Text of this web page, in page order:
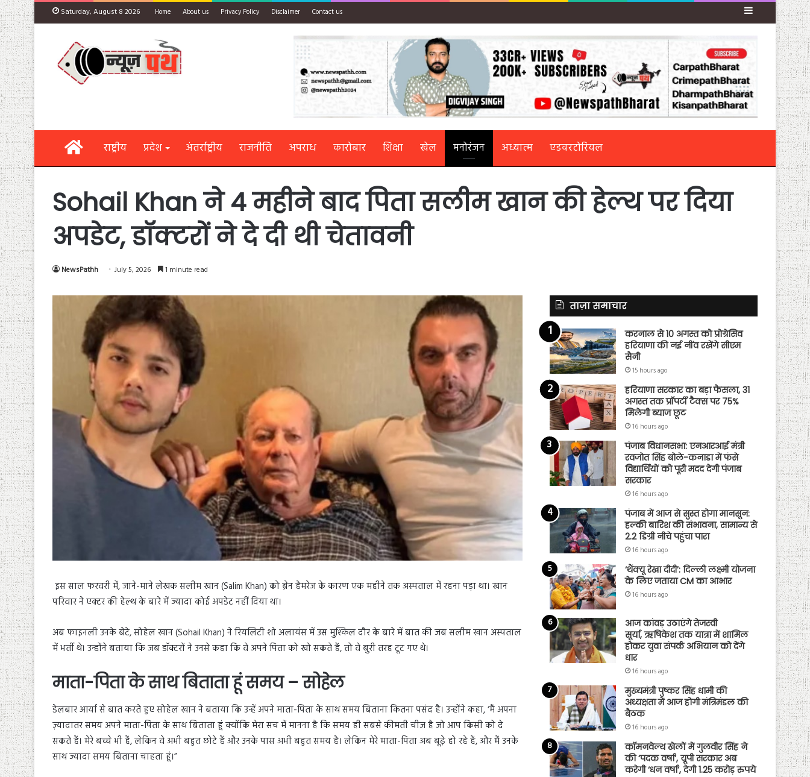
Saturday, August 8 2026 Home About us Privacy Policy Disclaimer Contact us Sidebar
Homeराष्ट्रीय प्रदेश अंतर्राष्ट्रीय राजनीति अपराध कारोबार शिक्षा खेल मनोरंजन अध्यात्म एडवरटोरियल
Sohail Khan ने 4 महीने बाद पिता सलीम खान की हेल्थ पर दिया
अपडेट, डॉक्टरों ने दे दी थी चेतावनी
NewsPathh July 5, 2026 1 minute read
इस साल फरवरी में, जाने-माने लेखक सलीम खान (Salim Khan) को ब्रेन हैमरेज के कारण एक महीने तक अस्पताल में रहना पड़ा था। खान
परिवार ने एक्टर की हेल्थ के बारे में ज्यादा कोई अपडेट नहीं दिया था।
अब फाइनली उनके बेटे, सोहेल खान (Sohail Khan) ने रियलिटी शो अलायंस में उस मुश्किल दौर के बारे में बात की जब सलीम खान अस्पताल
में भर्ती थे। उन्होंने बताया कि जब डॉक्टरों ने उनसे कहा कि वे अपने पिता को खो सकते हैं, तो वे बुरी तरह टूट गए थे।
माता-पिता के साथ बिताता हूं समय – सोहेल
डेलबार आर्या से बात करते हुए सोहेल खान ने बताया कि उन्हें अपने माता-पिता के साथ समय बिताना कितना पसंद है। उन्होंने कहा, ‘मैं अपना
ज़्यादातर समय अपने माता-पिता के साथ बिताता हूं क्योंकि मेरा सच में मानना है कि समय ही सबसे कीमती चीज है जो आप किसी को दे
सकते हैं। मेरे बच्चे भी हैं, लेकिन वे अभी बहुत छोटे हैं और उनके पास अभी बहुत समय है। लेकिन मेरे माता-पिता अब बूढ़े हो रहे हैं, और मैं उनके
साथ ज्यादा समय बिताना चाहता हूं।”
ताज़ा समाचार
करनाल से 10 अगस्त को प्रोग्रेसिव
हरियाणा की नई नींव रखेंगे सीएम
सैनी
15 hours ago
हरियाणा सरकार का बड़ा फैसला, 31
अगस्त तक प्रॉपर्टी टैक्स पर 75%
मिलेगी ब्याज छूट
16 hours ago
पंजाब विधानसभा: एनआरआई मंत्री
रवजोत सिंह बोले-कनाडा में फंसे
विद्यार्थियों को पूरी मदद देगी पंजाब
सरकार
16 hours ago
पंजाब में आज से सुस्त होगा मानसून:
हल्की बारिश की संभावना, सामान्य से
2.2 डिग्री नीचे पहुंचा पारा
16 hours ago
‘थैंक्यू रेखा दीदी’: दिल्ली लक्ष्मी योजना
के लिए जताया CM का आभार
16 hours ago
आज कांवड़ उठाएंगे तेजस्वी
सूर्या, ऋषिकेश तक यात्रा में शामिल
होकर युवा संपर्क अभियान को देंगे
धार
16 hours ago
मुख्यमंत्री पुष्कर सिंह धामी की
अध्यक्षता में आज होगी मंत्रिमंडल की
बैठक
16 hours ago
कॉमनवेल्थ खेलों में गुलवीर सिंह ने
की ‘पदक वर्षा’, यूपी सरकार अब
करेगी ‘धन वर्षा’, देगी 1.25 करोड़ रुपये